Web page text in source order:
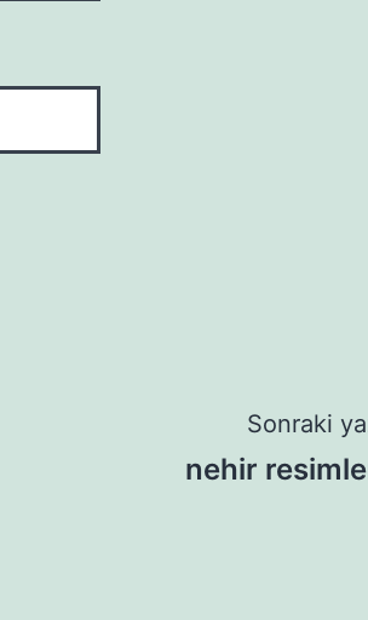
Sonraki
nehir